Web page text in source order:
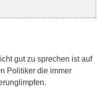
gut zu sprechen ist auf
Politiker die immer